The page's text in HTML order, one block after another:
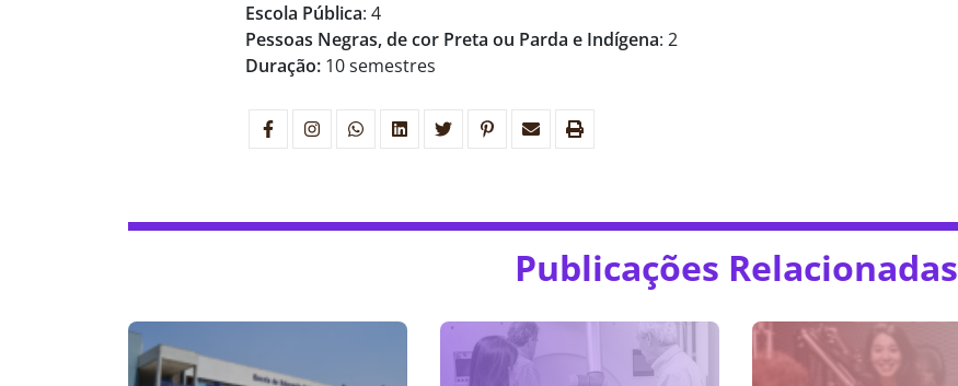
Escola Pública: 4
Pessoas Negras, de cor Preta ou Parda e Indígena: 2
Duração: 10 semestres
Publicações Relacionadas